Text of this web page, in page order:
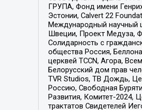
ГРУПА, Фонд имени
Эстонии, Calvert 22
Международный научный
Швеции, Проект Медуза,
Солидарность с
общества Россия,
церквей TCCN, Агора,
Белорусский дом прав
TVR Studios, ТВ Дождь,
Россию, Свободная
Развития, Комитет-2024,
трактатов Свидетелей